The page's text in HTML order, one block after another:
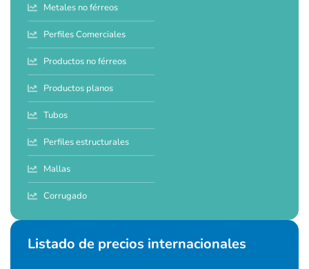
Metales no férreos
Perfiles Comerciales
Productos no férreos
Productos planos
Tubos
Perfiles estructurales
Mallas
Corrugado
Listado de precios internacionales